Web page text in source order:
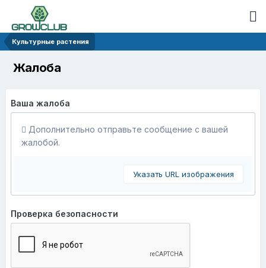
Культурные растения
Жалоба
Ваша жалоба
Дополнительно отправьте сообщение с вашей
жалобой.
Указать URL изображения
Проверка безопасности